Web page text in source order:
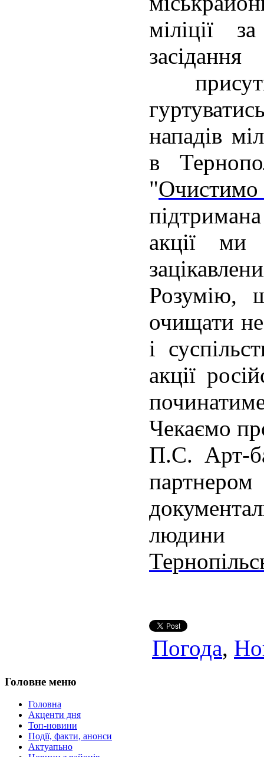
міліції
нападів
в
"Очистимо
акції ми
Розумію,
очищати
і
акції
Чекаємо
П.С. Арт-
Погода,
Головне меню
Головна
Акценти дня
Топ-новини
Події, факти, анонси
Актуапьно